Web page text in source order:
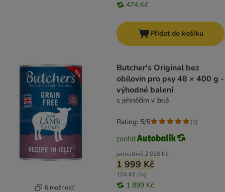
474 Kč
Přidat do košíku
6 možností
Butcher's Original bez
obilovin pro psy 48 × 400 g -
výhodné balení
s jehněčím v želé
jednotlivě 2 038 Kč
1 999 Kč
104 Kč / kg
1 899 Kč
Rating: 5/5 (3)